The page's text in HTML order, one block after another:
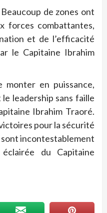
de zones ont
forces combattantes,
et de l’efficacité
le Capitaine Ibrahim
en puissance,
leadership sans faille
Ibrahim Traoré.
pour la sécurité
incontestablement
du Capitaine